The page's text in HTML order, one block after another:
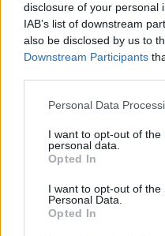
disclosure of your personal
IAB’s list of downstream
also be disclosed by us to
Downstream Participants
Please note that this
not limited to your visit or
grant or deny consent to
use your data for below
consent section.
Personal Data
I want to opt-out of the
personal data.
Opted In
I want to opt-out of the
Personal Data.
Opted In
Vampyr teszt -
| 2018.08.07 11:45
Nagyon kevés minőségi
Strange-et is fejlesztő